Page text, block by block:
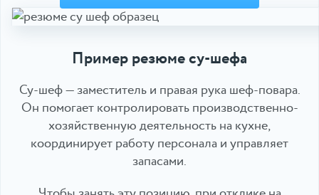
Пример резюме су-шефа
Су-шеф — заместитель и правая рука шеф-повара.
Он помогает контролировать производственно-
хозяйственную деятельность на кухне,
координирует работу персонала и управляет
запасами.